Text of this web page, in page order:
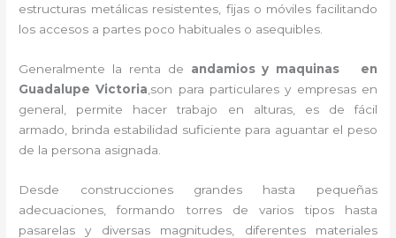
estructuras metálicas resistentes, fijas o móviles facilitando
los accesos a partes poco habituales o asequibles.
Generalmente la renta de andamios y maquinas en
Guadalupe Victoria ,son para particulares y empresas en
general, permite hacer trabajo en alturas, es de fácil
armado, brinda estabilidad suficiente para aguantar el peso
de la persona asignada.
Desde construcciones grandes hasta pequeñas
adecuaciones, formando torres de varios tipos hasta
pasarelas y diversas magnitudes, diferentes materiales